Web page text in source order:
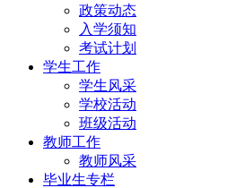
政策动态
入学须知
考试计划
学生工作
学生风采
学校活动
班级活动
教师工作
教师风采
毕业生专栏